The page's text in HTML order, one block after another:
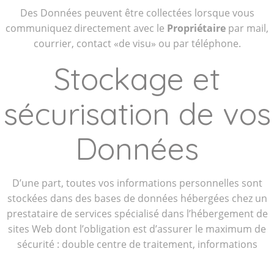
Des Données peuvent être collectées lorsque vous
communiquez directement avec le Propriétaire par mail,
courrier, contact «de visu» ou par téléphone.
Stockage et
sécurisation de vos
Données
D’une part, toutes vos informations personnelles sont
stockées dans des bases de données hébergées chez un
prestataire de services spécialisé dans l’hébergement de
sites Web dont l’obligation est d’assurer le maximum de
sécurité : double centre de traitement, informations